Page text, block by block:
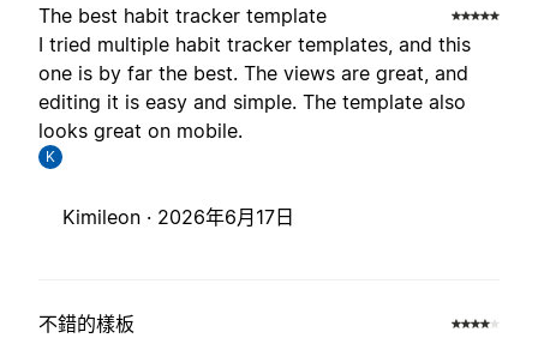
The best habit tracker template
I tried multiple habit tracker templates, and this
one is by far the best. The views are great, and
editing it is easy and simple. The template also
looks great on mobile.
K
Kimileon · 2026年6月17日
不錯的樣板